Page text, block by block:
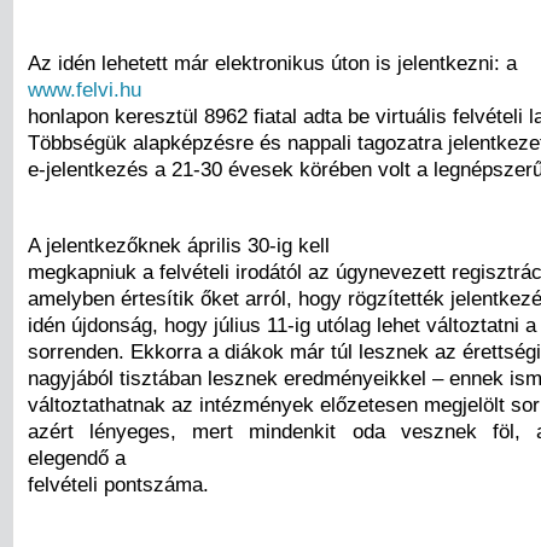
Az idén lehetett már elektronikus úton is jelentkezni: a
www.felvi.hu
honlapon keresztül 8962 fiatal adta be virtuális felvételi
Többségük alapképzésre és nappali tagozatra
e-jelentkezés a 21-30 évesek körében volt a
A jelentkezőknek április 30-ig kell
megkapniuk a felvételi irodától az úgynevezett
amelyben értesítik őket arról, hogy rögzítették
idén újdonság, hogy július 11-ig utólag lehet változtatni
sorrenden. Ekkorra a diákok már túl lesznek az
nagyjából tisztában lesznek eredményeikkel – ennek
változtathatnak az intézmények előzetesen megjelölt
azért lényeges, mert mindenkit oda vesznek föl,
elegendő a
felvételi pontszáma.